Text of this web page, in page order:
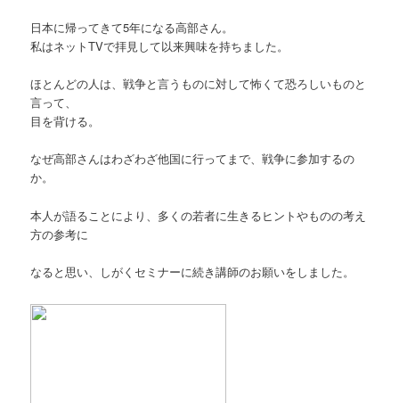
日本に帰ってきて5年になる高部さん。
私はネットTVで拝見して以来興味を持ちました。
ほとんどの人は、戦争と言うものに対して怖くて恐ろしいものと
言って、
目を背ける。
なぜ高部さんはわざわざ他国に行ってまで、戦争に参加するの
か。
本人が語ることにより、多くの若者に生きるヒントやものの考え
方の参考に
なると思い、しがくセミナーに続き講師のお願いをしました。